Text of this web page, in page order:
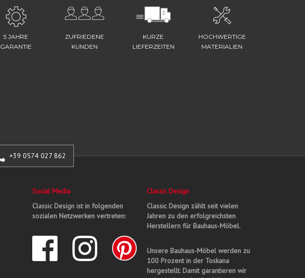
5 JAHRE
GARANTIE
ZUFRIEDENE
KUNDEN
KURZE
LIEFERZEITEN
HOCHWERTIGE
MATERIALIEN
+39 0574 027 862
Social Media
Classic Design ist in folgenden
sozialen Netzwerken vertreten:
Classic Design
Classic Design zählt seit vielen
Jahren zu den erfolgreichsten
Herstellern für Bauhaus-Möbel.
Unsere Bauhaus-Möbel werden zu
100 Prozent in der Toskana
hergestellt. Damit garantieren wir